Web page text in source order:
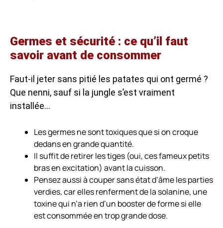
Germes et sécurité : ce qu’il faut
savoir avant de consommer
Faut-il jeter sans pitié les patates qui ont germé ?
Que nenni, sauf si la jungle s’est vraiment
installée…
Les germes ne sont toxiques que si on croque
dedans en grande quantité.
Il suffit de retirer les tiges (oui, ces fameux petits
bras en excitation) avant la cuisson.
Pensez aussi à couper sans état d’âme les parties
verdies, car elles renferment de la solanine, une
toxine qui n’a rien d’un booster de forme si elle
est consommée en trop grande dose.